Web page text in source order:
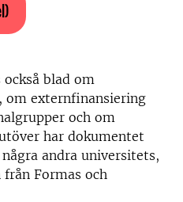
blad om
om externfinansiering
och om
har dokumentet
andra universitets,
Formas och